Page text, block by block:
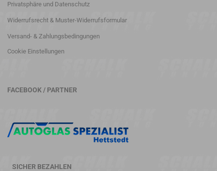
Privatsphäre und Datenschutz
Widerrufsrecht & Muster-Widerrufsformular
Versand- & Zahlungsbedingungen
Cookie Einstellungen
FACEBOOK / PARTNER
SICHER BEZAHLEN